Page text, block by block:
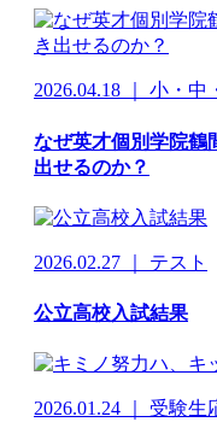
2026.04.18 ｜ 小・
なぜ英才個別学院鶴
出せるのか？
2026.02.27 ｜ テスト
公立高校入試結果
2026.01.24 ｜ 受験